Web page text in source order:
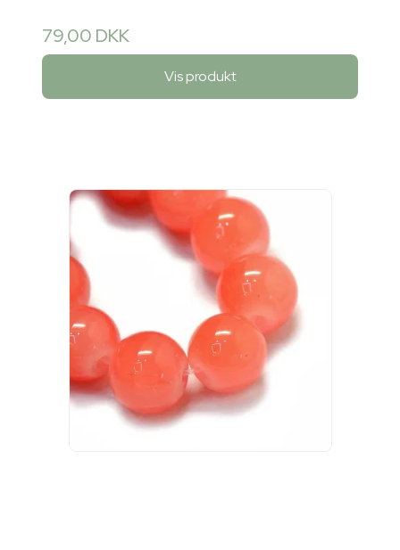
79,00 DKK
Vis produkt